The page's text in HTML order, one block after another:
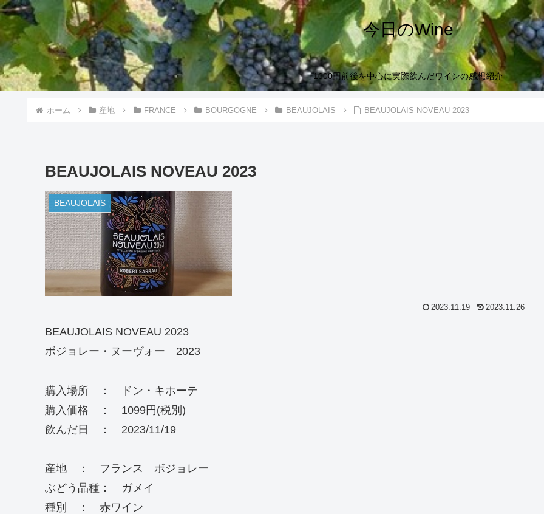
今日のWine
1000円前後を中心に実際飲んだワインの感想紹介
ホーム 産地 FRANCE BOURGOGNE BEAUJOLAIS BEAUJOLAIS NOVEAU 2023
BEAUJOLAIS NOVEAU 2023
BEAUJOLAIS
2023.11.19 2023.11.26
BEAUJOLAIS NOVEAU 2023
ボジョレー・ヌーヴォー 2023
購入場所 ： ドン・キホーテ
購入価格 ： 1099円(税別)
飲んだ日 ： 2023/11/19
産地 ： フランス ボジョレー
ぶどう品種： ガメイ
種別 ： 赤ワイン